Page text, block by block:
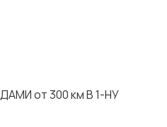
от 300 км В 1-НУ